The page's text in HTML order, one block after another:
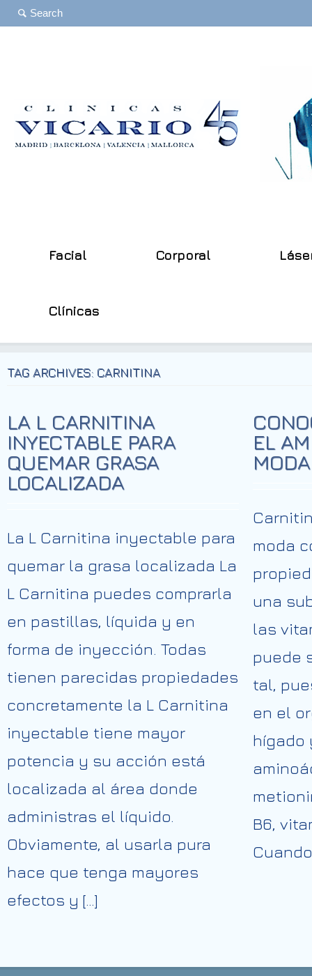
Facial Corporal
Clínicas
TAG ARCHIVES: CARNITINA
LA L CARNITINA
INYECTABLE PARA
QUEMAR GRASA
LOCALIZADA
La L Carnitina inyectable para
quemar la grasa localizada La
L Carnitina puedes comprarla
en pastillas, líquida y en
forma de inyección. Todas
tienen parecidas propiedades
concretamente la L Carnitina
inyectable tiene mayor
potencia y su acción está
localizada al área donde
administras el líquido.
Obviamente, al usarla pura
hace que tenga mayores
efectos y […]
EL
MODA
moda
una
las
puede
tal,
en el
hígado
B6,